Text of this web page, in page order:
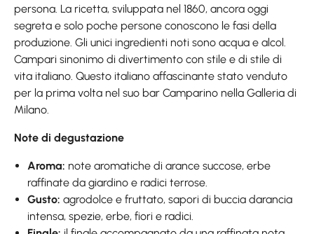
persona. La ricetta, sviluppata nel 1860, ancora oggi
segreta e solo poche persone conoscono le fasi della
produzione. Gli unici ingredienti noti sono acqua e alcol.
Campari sinonimo di divertimento con stile e di stile di
vita italiano. Questo italiano affascinante stato venduto
per la prima volta nel suo bar Camparino nella Galleria di
Milano.
Note di degustazione
Aroma: note aromatiche di arance succose, erbe
raffinate da giardino e radici terrose.
Gusto: agrodolce e fruttato, sapori di buccia darancia
intensa, spezie, erbe, fiori e radici.